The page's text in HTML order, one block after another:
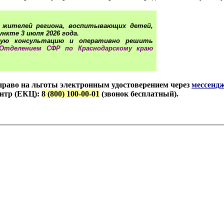
региона, воспитывающих детей,
3 июля 2026 года.
консультацию и оперативно решить
СФР по Краснодарскому краю
на льготы электронным удостоверением через
(ЕКЦ): 8 (800) 100-00-01 (звонок бесплатный).